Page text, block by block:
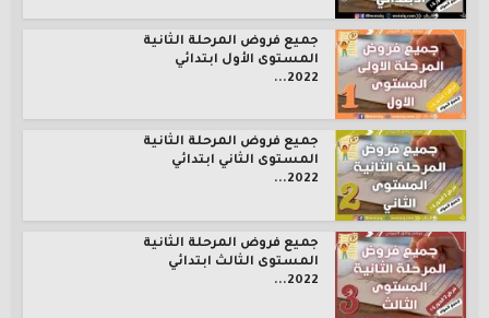
جميع فروض المرحلة الثانية
المستوى الأول ابتدائي
2022...
جميع فروض المرحلة الثانية
المستوى الثاني ابتدائي
2022...
جميع فروض المرحلة الثانية
المستوى الثالث ابتدائي
2022...